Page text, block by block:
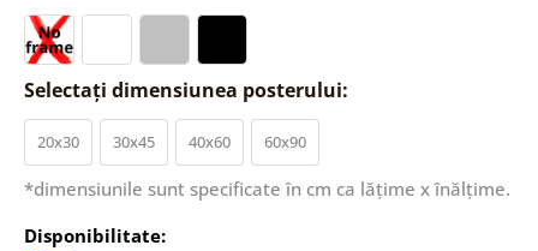
Selectați dimensiunea posterului:
20x30 30x45 40x60 60x90
*dimensiunile sunt specificate în cm ca lățime x înălțime.
Disponibilitate: